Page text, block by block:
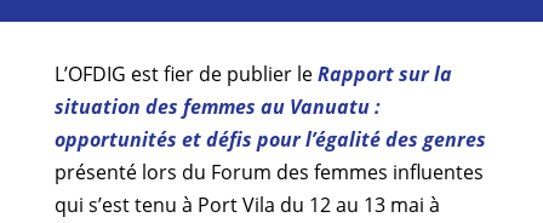
L’OFDIG est fier de publier leRapport sur la
situation des femmes au Vanuatu :
opportunités et défis pour l’égalité des genres
présenté lors du Forum des femmes influentes
qui s’est tenu à Port Vila du 12 au 13 mai à